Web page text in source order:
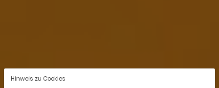
Hinweis zu Cookies